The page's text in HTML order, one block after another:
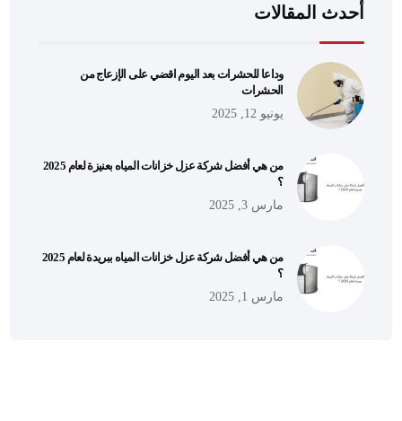
أحدث المقالات
وداعا للحشرات بعد اليوم اقضي على الإزعاج من
الحشرات
يونيو 12, 2025
من هي أفضل شركة عزل خزانات المياه بعنيزة لعام 2025
؟
مارس 3, 2025
من هي أفضل شركة عزل خزانات المياه ببريدة لعام 2025
؟
مارس 1, 2025